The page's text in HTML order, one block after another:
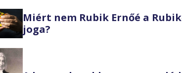
Miért nem Rubik Ernőé a
joga?